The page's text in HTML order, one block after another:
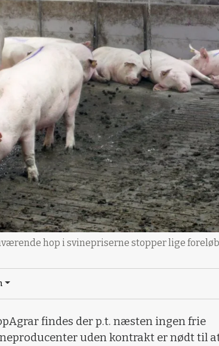
hop i svinepriserne stopper lige
findes der p.t. næsten ingen frie
uden kontrakt er nødt til